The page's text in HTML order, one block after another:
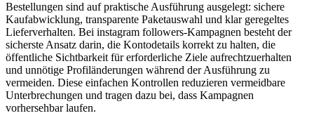
Bestellungen sind auf praktische Ausführung ausgelegt: sichere
Kaufabwicklung, transparente Paketauswahl und klar geregeltes
Lieferverhalten. Bei instagram followers-Kampagnen besteht der
sicherste Ansatz darin, die Kontodetails korrekt zu halten, die
öffentliche Sichtbarkeit für erforderliche Ziele aufrechtzuerhalten
und unnötige Profiländerungen während der Ausführung zu
vermeiden. Diese einfachen Kontrollen reduzieren vermeidbare
Unterbrechungen und tragen dazu bei, dass Kampagnen
vorhersehbar laufen.